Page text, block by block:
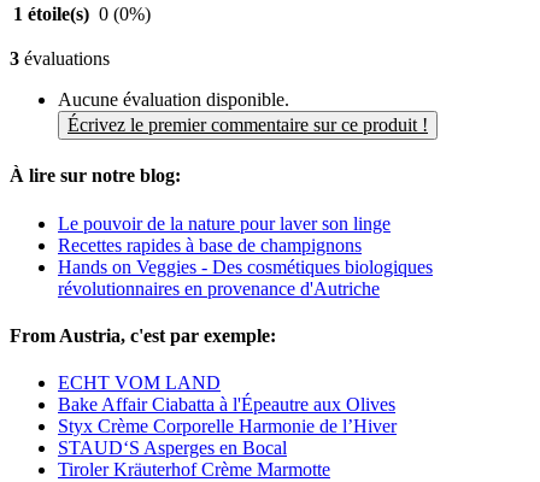
1 étoile(s) 0 (0%)
3 évaluations
Aucune évaluation disponible.
Écrivez le premier commentaire sur ce produit !
À lire sur notre blog:
Le pouvoir de la nature pour laver son linge
Recettes rapides à base de champignons
Hands on Veggies - Des cosmétiques biologiques
révolutionnaires en provenance d'Autriche
From Austria, c'est par exemple:
ECHT VOM LAND
Bake Affair Ciabatta à l'Épeautre aux Olives
Styx Crème Corporelle Harmonie de l’Hiver
STAUD‘S Asperges en Bocal
Tiroler Kräuterhof Crème Marmotte